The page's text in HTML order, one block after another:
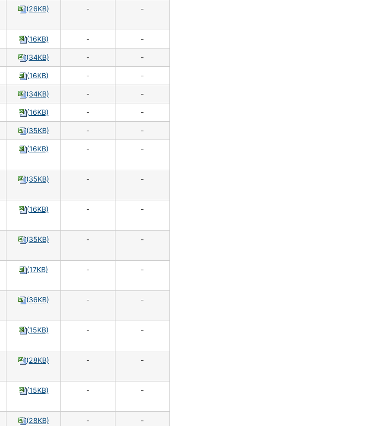
(26KB) - -
(16KB) - -
(34KB) - -
(16KB) - -
(34KB) - -
(16KB) - -
(35KB) - -
(16KB) - -
(35KB) - -
(16KB) - -
(35KB) - -
(17KB) - -
(36KB) - -
(15KB) - -
(28KB) - -
(15KB) - -
(28KB) - -